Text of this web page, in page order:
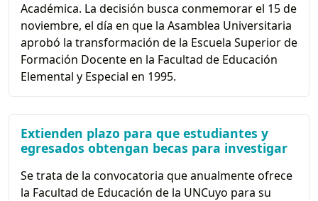
Académica. La decisión busca conmemorar el 15 de
noviembre, el día en que la Asamblea Universitaria
aprobó la transformación de la Escuela Superior de
Formación Docente en la Facultad de Educación
Elemental y Especial en 1995.
Extienden plazo para que estudiantes y
egresados obtengan becas para investigar
Se trata de la convocatoria que anualmente ofrece
la Facultad de Educación de la UNCuyo para su